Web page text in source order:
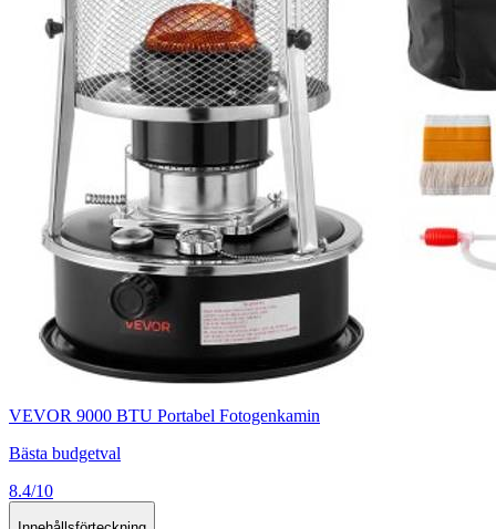
VEVOR 9000 BTU Portabel Fotogenkamin
Bästa budgetval
8.4/10